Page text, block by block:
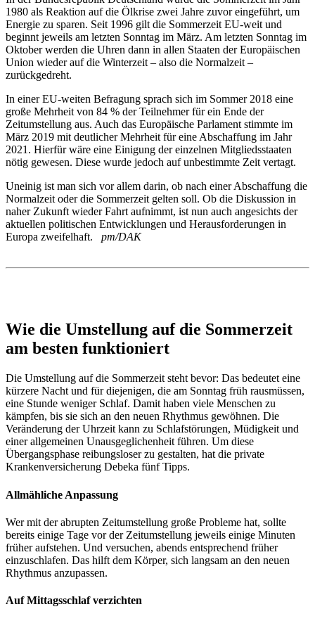
1980 als Reaktion auf die Ölkrise zwei Jahre zuvor eingeführt, um
Energie zu sparen. Seit 1996 gilt die Sommerzeit EU-weit und
beginnt jeweils am letzten Sonntag im März. Am letzten Sonntag im
Oktober werden die Uhren dann in allen Staaten der Europäischen
Union wieder auf die Winterzeit – also die Normalzeit –
zurückgedreht.
In einer EU-weiten Befragung sprach sich im Sommer 2018 eine
große Mehrheit von 84 % der Teilnehmer für ein Ende der
Zeitumstellung aus. Auch das Europäische Parlament stimmte im
März 2019 mit deutlicher Mehrheit für eine Abschaffung im Jahr
2021. Hierfür wäre eine Einigung der einzelnen Mitgliedsstaaten
nötig gewesen. Diese wurde jedoch auf unbestimmte Zeit vertagt.
Uneinig ist man sich vor allem darin, ob nach einer Abschaffung die
Normalzeit oder die Sommerzeit gelten soll. Ob die Diskussion in
naher Zukunft wieder Fahrt aufnimmt, ist nun auch angesichts der
aktuellen politischen Entwicklungen und Herausforderungen in
Europa zweifelhaft. pm/DAK
Wie die Umstellung auf die Sommerzeit
am besten funktioniert
Die Umstellung auf die Sommerzeit steht bevor: Das bedeutet eine
kürzere Nacht und für diejenigen, die am Sonntag früh rausmüssen,
eine Stunde weniger Schlaf. Damit haben viele Menschen zu
kämpfen, bis sie sich an den neuen Rhythmus gewöhnen. Die
Veränderung der Uhrzeit kann zu Schlafstörungen, Müdigkeit und
einer allgemeinen Unausgeglichenheit führen. Um diese
Übergangsphase reibungsloser zu gestalten, hat die private
Krankenversicherung Debeka fünf Tipps.
Allmähliche Anpassung
Wer mit der abrupten Zeitumstellung große Probleme hat, sollte
bereits einige Tage vor der Zeitumstellung jeweils einige Minuten
früher aufstehen. Und versuchen, abends entsprechend früher
einzuschlafen. Das hilft dem Körper, sich langsam an den neuen
Rhythmus anzupassen.
Auf Mittagsschlaf verzichten